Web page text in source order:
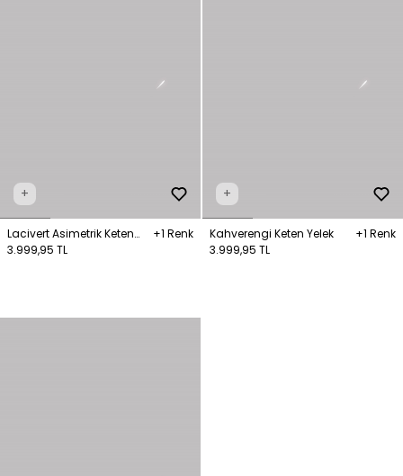
+
Lacivert Asimetrik Keten
Yelek
+1 Renk
3.999,95 TL
+
Kahverengi Keten Yelek
+1 Renk
3.999,95 TL